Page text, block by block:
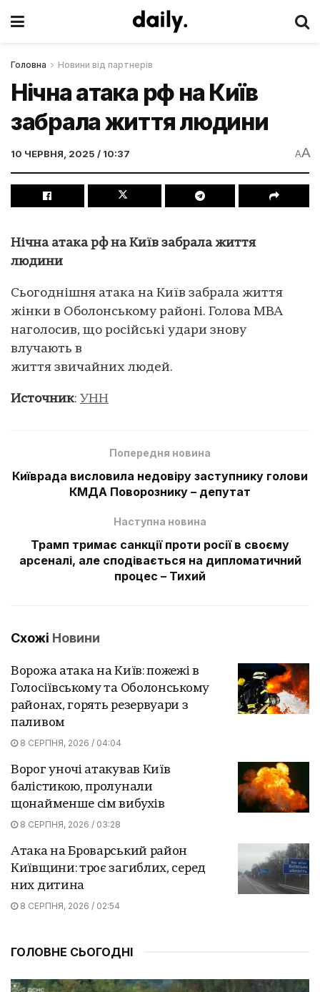
Головна Новини від партнерів
Нічна атака рф на Київ
забрала життя людини
10 ЧЕРВНЯ, 2025 / 10:37 AA
Нічна атака рф на Київ забрала життя
людини
Сьогоднішня атака на Київ забрала життя
жінки в Оболонському районі. Голова МВА
наголосив, що російські удари знову
влучають в
життя звичайних людей.
Источник: УНН
Попередня новина
Київрада висловила недовіру заступнику голови
КМДА Поворознику – депутат
Наступна новина
Трамп тримає санкції проти росії в своєму
арсеналі, але сподівається на дипломатичний
процес – Тихий
Схожі Новини
Ворожа атака на Київ: пожежі в
Голосіївському та Оболонському
районах, горять резервуари з
паливом
8 СЕРПНЯ, 2026 / 04:04
Ворог уночі атакував Київ
балістикою, пролунали
щонайменше сім вибухів
8 СЕРПНЯ, 2026 / 03:28
Атака на Броварський район
Київщини: троє загиблих, серед
них дитина
8 СЕРПНЯ, 2026 / 02:54
ГОЛОВНЕ СЬОГОДНІ